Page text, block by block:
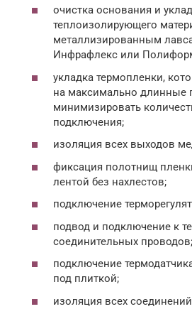
очистка основания и
теплоизолирующего
металлизированным
Инфрафлекс или
укладка термопленки,
на максимально длинные
минимизировать
подключения;
изоляция всех выходов
фиксация полотнищ
лентой без нахлестов;
подключение
подвод и подключение к
соединительных проводов;
подключение
под плиткой;
изоляция всех